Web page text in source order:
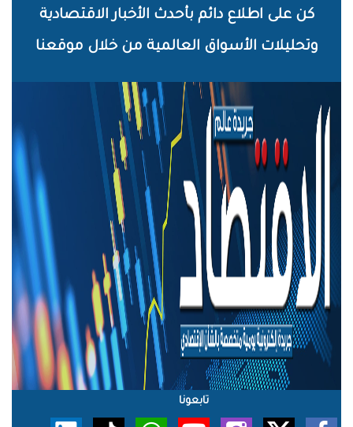
الرئيسي
كن على اطلاع دائم بأحدث الأخبار الاقتصادية
وتحليلات الأسواق العالمية من خلال موقعنا
تابعونا